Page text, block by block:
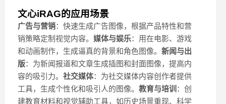
文心iRAG的应用场景
广告与营销：快速生成广告图像，根据产品特性和营
销策略定制视觉内容。 媒体与娱乐：用在电影、游戏
和动画制作，生成逼真的背景和角色图像。 新闻与出
版：为新闻报道和文章生成插图和封面图像，提高内
容的吸引力。 社交媒体：为社交媒体内容创作者提供
工具，生成个性化和吸引人的图像。 教育与培训 ：创
建教育材料和视觉辅助工具，如历史场景重现、科学